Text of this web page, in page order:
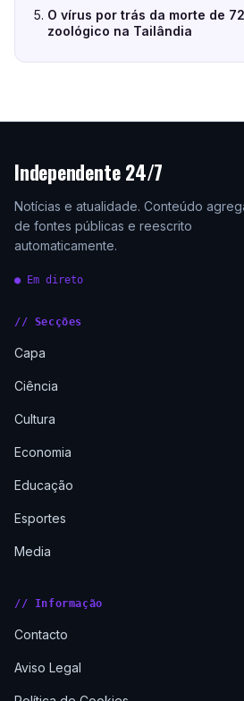
O vírus por trás da morte de
zoológico na Tailândia
Independente 24/7
Notícias e atualidade. Conteúdo
de fontes públicas e reescrito
automaticamente.
● Em direto
// Secções
Capa
Ciência
Cultura
Economia
Educação
Esportes
Media
// Informação
Contacto
Aviso Legal